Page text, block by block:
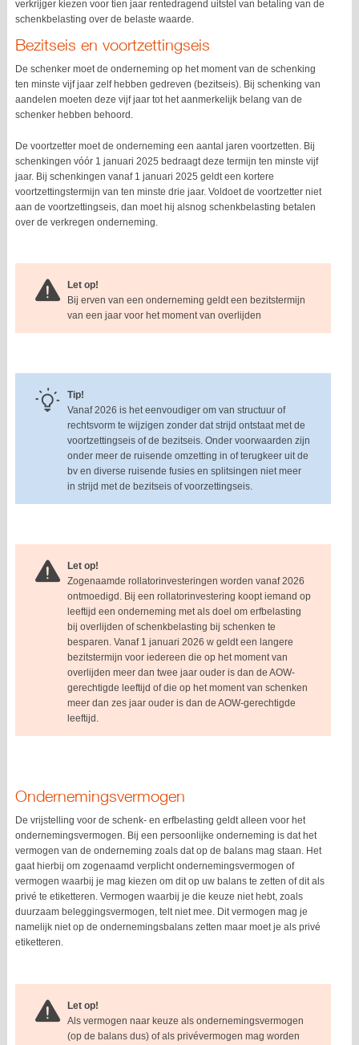
verkrijger kiezen voor tien jaar rentedragend uitstel van betaling van de
schenkbelasting over de belaste waarde.
Bezitseis en voortzettingseis
De schenker moet de onderneming op het moment van de schenking
ten minste vijf jaar zelf hebben gedreven (bezitseis). Bij schenking van
aandelen moeten deze vijf jaar tot het aanmerkelijk belang van de
schenker hebben behoord.
De voortzetter moet de onderneming een aantal jaren voortzetten. Bij
schenkingen vóór 1 januari 2025 bedraagt deze termijn ten minste vijf
jaar. Bij schenkingen vanaf 1 januari 2025 geldt een kortere
voortzettingstermijn van ten minste drie jaar. Voldoet de voortzetter niet
aan de voortzettingseis, dan moet hij alsnog schenkbelasting betalen
over de verkregen onderneming.
Let op!
Bij erven van een onderneming geldt een bezitstermijn
van een jaar voor het moment van overlijden
Tip!
Vanaf 2026 is het eenvoudiger om van structuur of
rechtsvorm te wijzigen zonder dat strijd ontstaat met de
voortzettingseis of de bezitseis. Onder voorwaarden zijn
onder meer de ruisende omzetting in of terugkeer uit de
bv en diverse ruisende fusies en splitsingen niet meer
in strijd met de bezitseis of voorzettingseis.
Let op!
Zogenaamde rollatorinvesteringen worden vanaf 2026
ontmoedigd. Bij een rollatorinvestering koopt iemand op
leeftijd een onderneming met als doel om erfbelasting
bij overlijden of schenkbelasting bij schenken te
besparen. Vanaf 1 januari 2026 w geldt een langere
bezitstermijn voor iedereen die op het moment van
overlijden meer dan twee jaar ouder is dan de AOW-
gerechtigde leeftijd of die op het moment van schenken
meer dan zes jaar ouder is dan de AOW-gerechtigde
leeftijd.
Ondernemingsvermogen
De vrijstelling voor de schenk- en erfbelasting geldt alleen voor het
ondernemingsvermogen. Bij een persoonlijke onderneming is dat het
vermogen van de onderneming zoals dat op de balans mag staan. Het
gaat hierbij om zogenaamd verplicht ondernemingsvermogen of
vermogen waarbij je mag kiezen om dit op uw balans te zetten of dit als
privé te etiketteren. Vermogen waarbij je die keuze niet hebt, zoals
duurzaam beleggingsvermogen, telt niet mee. Dit vermogen mag je
namelijk niet op de ondernemingsbalans zetten maar moet je als privé
etiketteren.
Let op!
Als vermogen naar keuze als ondernemingsvermogen
(op de balans dus) of als privévermogen mag worden